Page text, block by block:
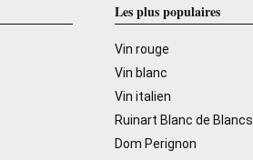
Les plus populaires
Vin rouge
Vin blanc
Vin italien
Ruinart Blanc de Blancs
Dom Perignon